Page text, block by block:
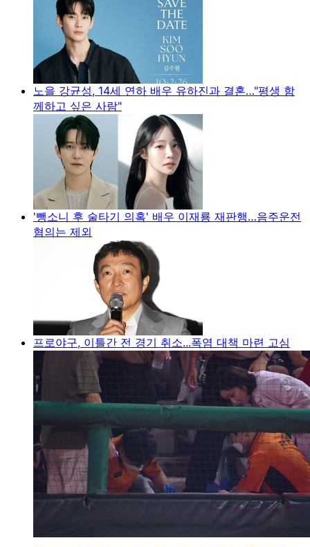
노을 강균성, 14세 연하 배우 유하진과 결혼…"평생 함
께하고 싶은 사람"
'뺑소니 후 술타기 의혹' 배우 이재룡 재판행…음주운전
혐의는 제외
프로야구, 이틀간 전 경기 취소...폭염 대책 마련 고심